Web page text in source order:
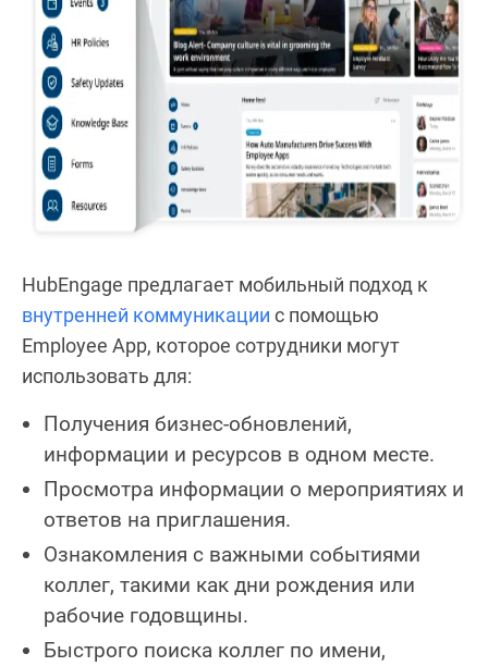
HubEngage предлагает мобильный подход к
внутренней коммуникации с помощью
Employee App, которое сотрудники могут
использовать для:
Получения бизнес-обновлений,
информации и ресурсов в одном месте.
Просмотра информации о мероприятиях и
ответов на приглашения.
Ознакомления с важными событиями
коллег, такими как дни рождения или
рабочие годовщины.
Быстрого поиска коллег по имени,